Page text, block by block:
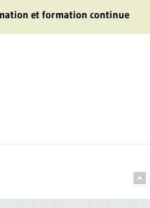
et formation continue